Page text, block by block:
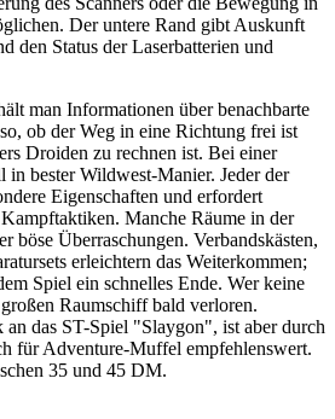
Der untere Rand gibt Auskunft
den Status der Laserbatterien und
man Informationen über benachbarte
ob der Weg in eine Richtung frei ist
Droiden zu rechnen ist. Bei einer
bester Wildwest-Manier. Jeder der
Eigenschaften und erfordert
Manche Räume in der
böse Überraschungen. Verbandskästen,
erleichtern das Weiterkommen;
Spiel ein schnelles Ende. Wer keine
Raumschiff bald verloren.
das ST-Spiel "Slaygon", ist aber durch
für Adventure-Muffel empfehlenswert.
35 und 45 DM.